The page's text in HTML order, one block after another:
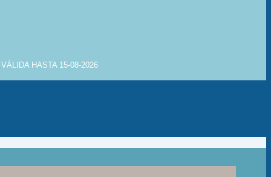
HASTA 15-08-2026